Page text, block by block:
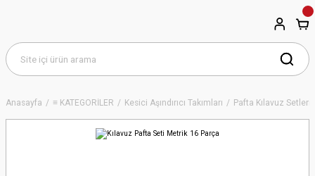
Anasayfa ≡ KATEGORİLER Kesici Aşındırıcı Takımları Pafta Kılavuz Setleri